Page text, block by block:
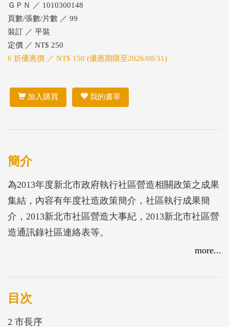
ＧＰＮ ／ 1010300148
頁數/張數/片數 ／ 99
裝訂 ／ 平裝
定價 ／ NT$ 250
6 折優惠價 ／ NT$ 150 (優惠期限至2026/08/31)
加入購買 我的書單
簡介
為2013年度新北市政府執行社區營造相關政策之成果
集結，內容有年度社造政策簡介，社區執行成果簡
介，2013新北市社區營造大事紀，2013新北市社區營
造通訊錄社區連絡表等。
more...
目次
2 市長序